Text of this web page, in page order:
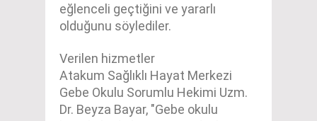
eğlenceli geçtiğini ve yararlı
olduğunu söylediler.
Verilen hizmetler
Atakum Sağlıklı Hayat Merkezi
Gebe Okulu Sorumlu Hekimi Uzm.
Dr. Beyza Bayar, "Gebe okulu